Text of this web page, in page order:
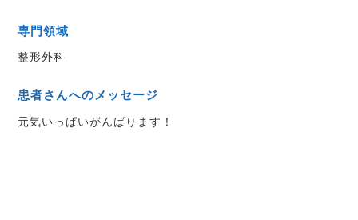
専門領域
整形外科
患者さんへのメッセージ
元気いっぱいがんばります！